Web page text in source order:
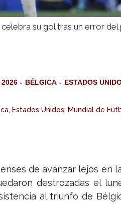
celebra su gol tras un error
2026 BÉLGICA ESTADOS
Estados Unidos, Mundial de
de avanzar lejos en
destrozadas el
al triunfo de